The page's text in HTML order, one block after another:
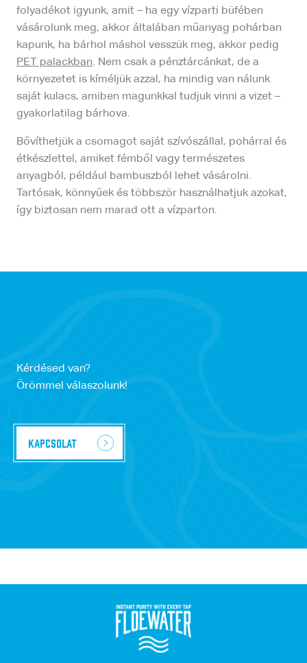
folyadékot igyunk, amit – ha egy vízparti büfében
vásárolunk meg, akkor általában műanyag pohárban
kapunk, ha bárhol máshol vesszük meg, akkor pedig
PET palackban. Nem csak a pénztárcánkat, de a
környezetet is kíméljük azzal, ha mindig van nálunk
saját kulacs, amiben magunkkal tudjuk vinni a vizet –
gyakorlatilag bárhova.
Bővíthetjük a csomagot saját szívószállal, pohárral és
étkészlettel, amiket fémből vagy természetes
anyagból, például bambuszból lehet vásárolni.
Tartósak, könnyűek és többször használhatjuk azokat,
így biztosan nem marad ott a vízparton.
Kérdésed van?
Örömmel válaszolunk!
Kapcsolat